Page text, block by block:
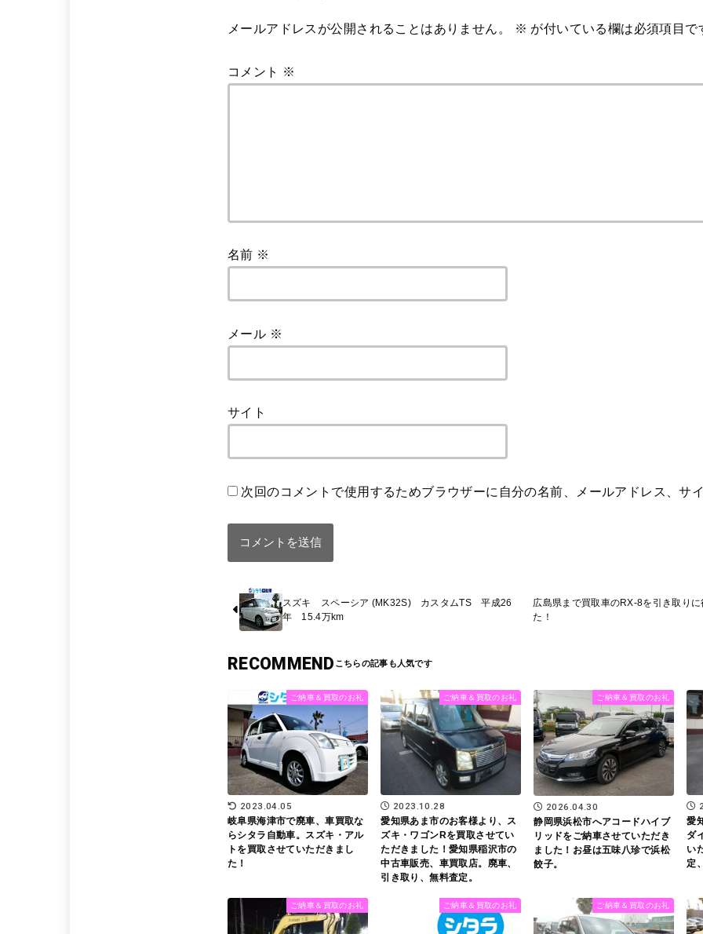
メールアドレスが公開されることはありません。 ※ が付いている欄は必須項目で
コメント ※
名前 ※
メール ※
サイト
次回のコメントで使用するためブラウザーに自分の名前、メールアドレス、サ
スズキ スペーシア (MK32S) カスタムTS 平成26
年 15.4万km
広島県まで買取車のRX-8を引き取り
た！
RECOMMEND
ご納車＆買取のお礼
2023.04.05
岐阜県海津市で廃車、車買取な
らシタラ自動車。スズキ・アル
トを買取させていただきまし
た！
ご納車＆買取のお礼
2023.10.28
愛知県あま市のお客様より、ス
ズキ・ワゴンRを買取させてい
ただきました！愛知県稲沢市の
中古車販売、車買取店。廃車、
引き取り、無料査定。
ご納車＆買取のお礼
2026.04.30
静岡県浜松市へアコードハイブ
リッドをご納車させていただき
ました！お昼は五味八珍で浜松
餃子。
愛
ダ
い
定
ご納車＆買取のお礼 ご納車＆買取のお礼 ご納車＆買取のお礼